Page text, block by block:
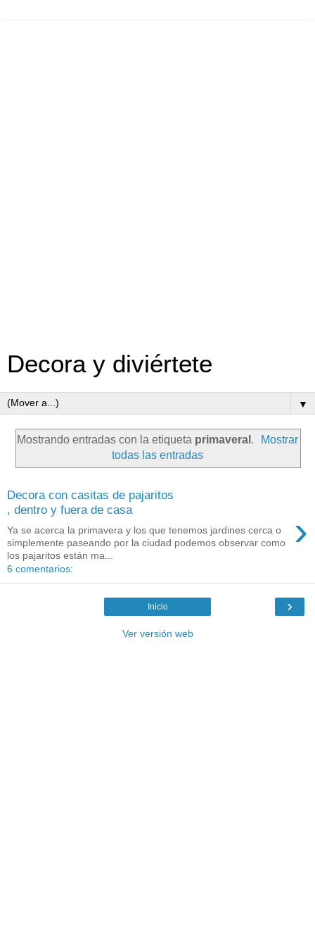
Decora y diviértete
▼
Mostrando entradas con la etiqueta primaveral .
Mostrar
todas las entradas
Decora con casitas de pajaritos
, dentro y fuera de casa
›
Ya se acerca la primavera y los que tenemos jardines cerca o
simplemente paseando por la ciudad podemos observar como
los pajaritos están ma...
6 comentarios:
›
Inicio
Ver versión web